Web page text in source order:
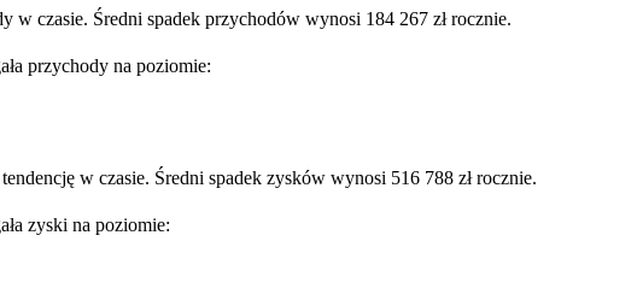
w czasie. Średni spadek przychodów wynosi 184 267 zł rocznie.
przychody na poziomie:
tendencję w czasie. Średni spadek zysków wynosi 516 788 zł rocznie.
zyski na poziomie: